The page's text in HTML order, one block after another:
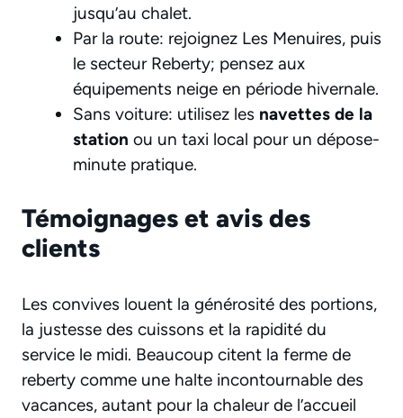
jusqu’au chalet.
Par la route: rejoignez Les Menuires, puis
le secteur Reberty; pensez aux
équipements neige en période hivernale.
Sans voiture: utilisez les navettes de la
station ou un taxi local pour un dépose-
minute pratique.
Témoignages et avis des
clients
Les convives louent la générosité des portions,
la justesse des cuissons et la rapidité du
service le midi. Beaucoup citent la ferme de
reberty comme une halte incontournable des
vacances, autant pour la chaleur de l’accueil